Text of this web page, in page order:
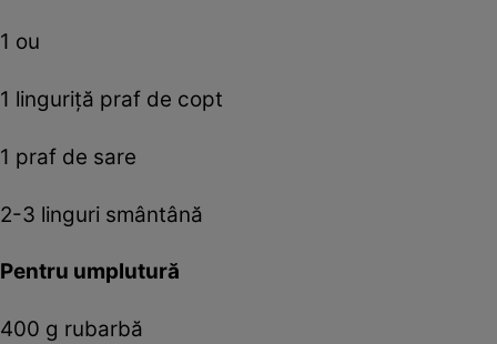
1 ou
1 linguriță praf de copt
1 praf de sare
2-3 linguri smântână
Pentru umplutură
400 g rubarbă